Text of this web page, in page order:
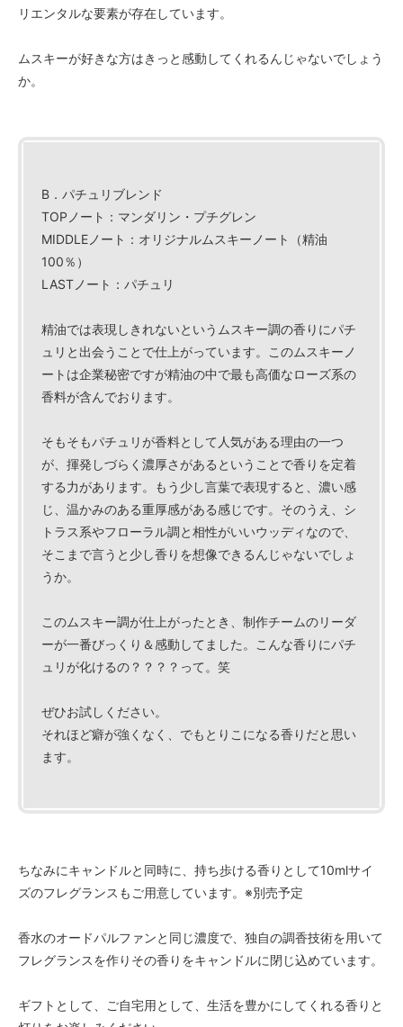
リエンタルな要素が存在しています。
ムスキーが好きな方はきっと感動してくれるんじゃないでしょう
か。
B．パチュリブレンド
TOPノート：マンダリン・プチグレン
MIDDLEノート：オリジナルムスキーノート（精油
100％）
LASTノート：パチュリ
精油では表現しきれないというムスキー調の香りにパチ
ュリと出会うことで仕上がっています。このムスキーノ
ートは企業秘密ですが精油の中で最も高価なローズ系の
香料が含んでおります。
そもそもパチュリが香料として人気がある理由の一つ
が、揮発しづらく濃厚さがあるということで香りを定着
する力があります。もう少し言葉で表現すると、濃い感
じ、温かみのある重厚感がある感じです。そのうえ、シ
トラス系やフローラル調と相性がいいウッディなので、
そこまで言うと少し香りを想像できるんじゃないでしょ
うか。
このムスキー調が仕上がったとき、制作チームのリーダ
ーが一番びっくり＆感動してました。こんな香りにパチ
ュリが化けるの？？？？って。笑
ぜひお試しください。
それほど癖が強くなく、でもとりこになる香りだと思い
ます。
ちなみにキャンドルと同時に、持ち歩ける香りとして10mlサイ
ズのフレグランスもご用意しています。※別売予定
香水のオードパルファンと同じ濃度で、独自の調香技術を用いて
フレグランスを作りその香りをキャンドルに閉じ込めています。
ギフトとして、ご自宅用として、生活を豊かにしてくれる香りと